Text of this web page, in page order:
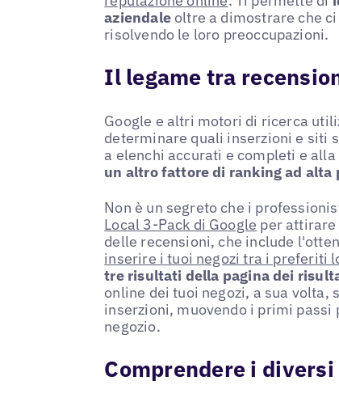
aziendaleoltre a dimostrare che
risolvendo le loro preoccupazioni.
Il legame tra
Google e altri motori di ricerca
determinare quali inserzioni e siti
a elenchi accurati e completi e alla
un altro fattore di ranking ad alta
Non è un segreto che i
Local 3-Pack di Google per
delle recensioni, che include
inserire i tuoi negozi tra i preferiti
tre risultati della pagina dei
online dei tuoi negozi, a sua
inserzioni, muovendo i primi
negozio.
Comprendere i